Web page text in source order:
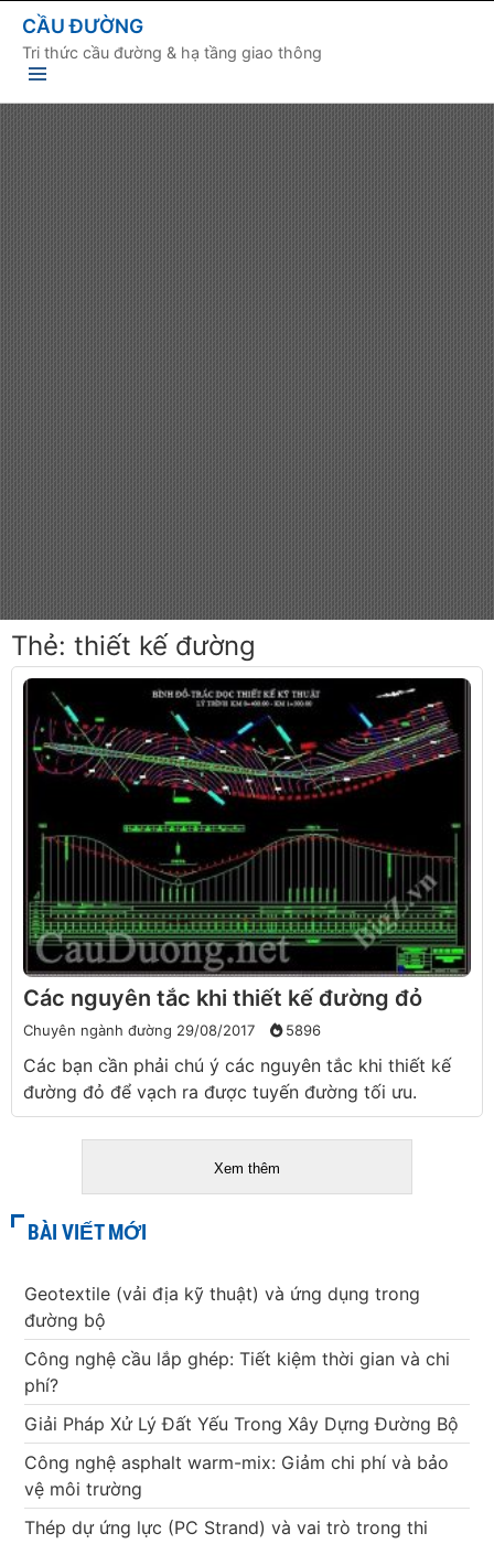
CẦU ĐƯỜNG
Tri thức cầu đường & hạ tầng giao thông
Thẻ: thiết kế đường
Các nguyên tắc khi thiết kế đường đỏ
Chuyên ngành đường 29/08/2017 5896
Các bạn cần phải chú ý các nguyên tắc khi thiết kế
đường đỏ để vạch ra được tuyến đường tối ưu.
Xem thêm
BÀI VIẾT MỚI
Geotextile (vải địa kỹ thuật) và ứng dụng trong
đường bộ
Công nghệ cầu lắp ghép: Tiết kiệm thời gian và chi
phí?
Giải Pháp Xử Lý Đất Yếu Trong Xây Dựng Đường Bộ
Công nghệ asphalt warm-mix: Giảm chi phí và bảo
vệ môi trường
Thép dự ứng lực (PC Strand) và vai trò trong thi